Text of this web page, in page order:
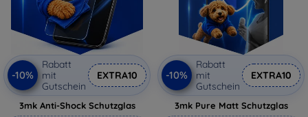
-10%
Rabatt
mit
Gutschein
EXTRA10
3mk Anti-Shock Schutzglas
-10%
Rabatt
mit
Gutschein
EXTRA10
3mk Pure Matt Schutzglas